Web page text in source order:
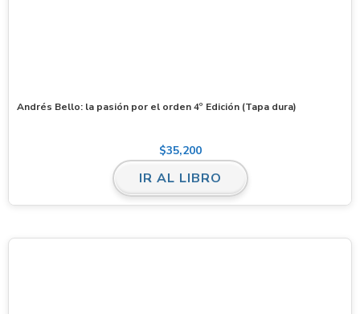
Andrés Bello: la pasión por el orden 4º Edición (Tapa dura)
$35,200
IR AL LIBRO